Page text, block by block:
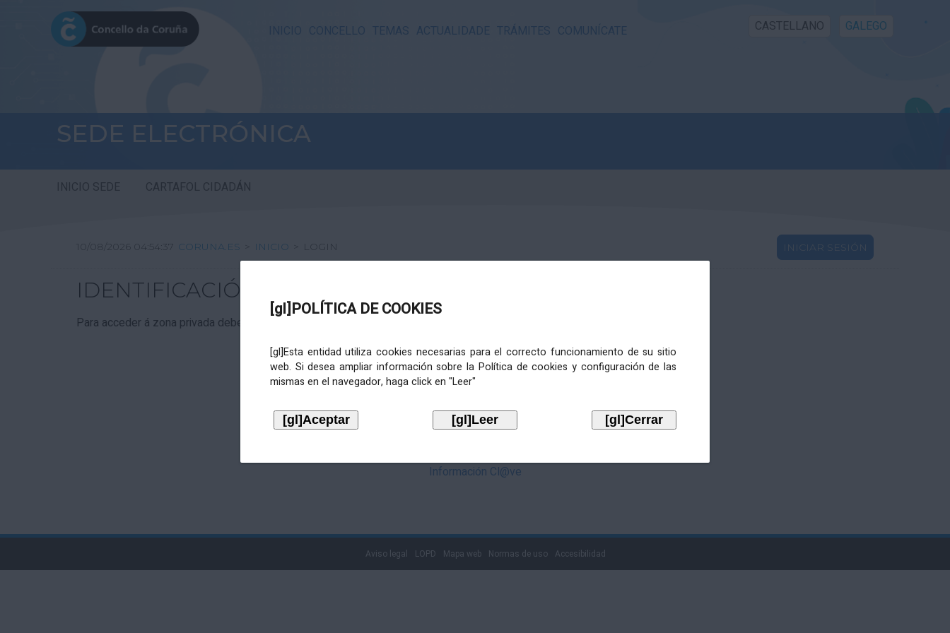
INICIO CONCELLO TEMAS ACTUALIDADE TRÁMITES COMUNÍCATE CASTELLANO GALEGO
SEDE ELECTRÓNICA
INICIO SEDE CARTAFOL CIDADÁN
[gl]POLÍTICA DE COOKIES
[gl]Esta entidad utiliza cookies necesarias para el correcto funcionamiento de su sitio
web. Si desea ampliar información sobre la Política de cookies y configuración de las
mismas en el navegador, haga click en "Leer"
10/08/2026 04:54:37 CORUNA.ES > INICIO > LOGIN INICIAR SESIÓN
IDENTIFICACIÓN
Para acceder á zona privada debe identificarse mediante Cl@ve. Pulse no logotipo
Información Cl@ve
Aviso legal LOPD Mapa web Normas de uso Accesibilidad